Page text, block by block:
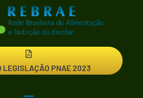
LEGISLAÇÃO PNAE 2023